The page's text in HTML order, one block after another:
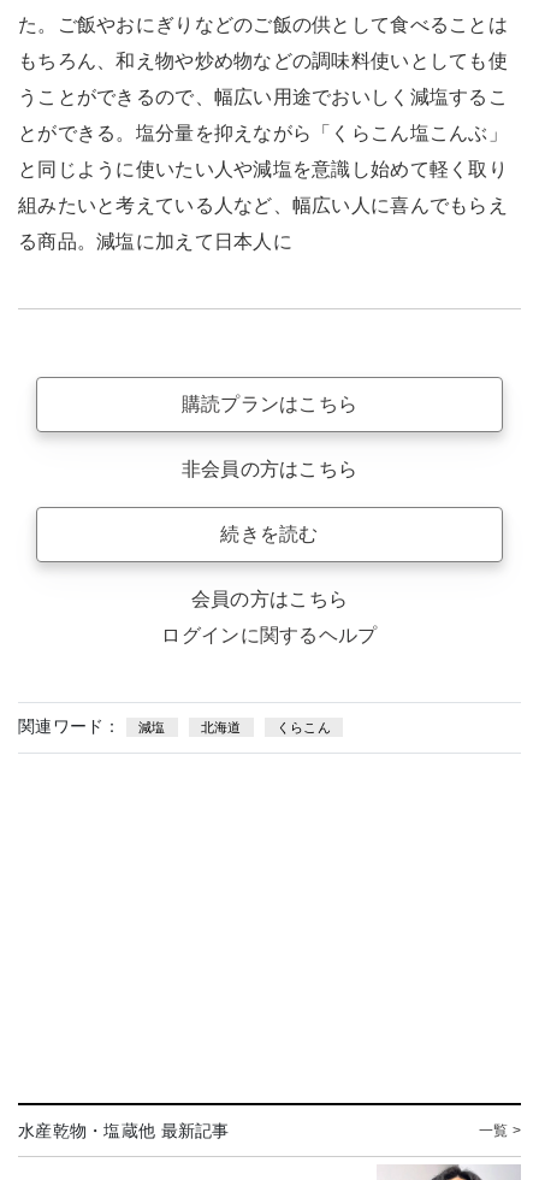
た。ご飯やおにぎりなどのご飯の供として食べることは
もちろん、和え物や炒め物などの調味料使いとしても使
うことができるので、幅広い用途でおいしく減塩するこ
とができる。塩分量を抑えながら「くらこん塩こんぶ」
と同じように使いたい人や減塩を意識し始めて軽く取り
組みたいと考えている人など、幅広い人に喜んでもらえ
る商品。減塩に加えて日本人に
購読プランはこちら
非会員の方はこちら
続きを読む
会員の方はこちら
ログインに関するヘルプ
関連ワード： 減塩 北海道 くらこん
水産乾物・塩蔵他 最新記事 一覧 >